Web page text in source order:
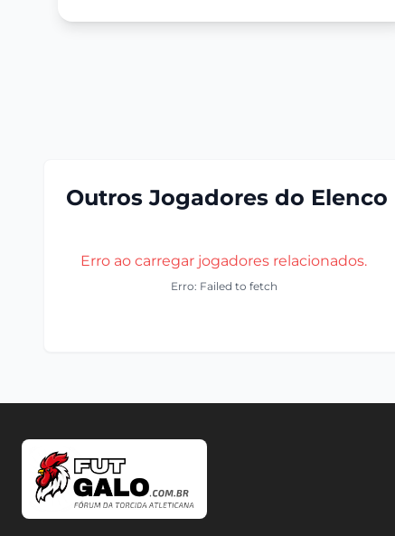
Outros Jogadores do Elenco
Erro ao carregar jogadores relacionados.
Erro: Failed to fetch